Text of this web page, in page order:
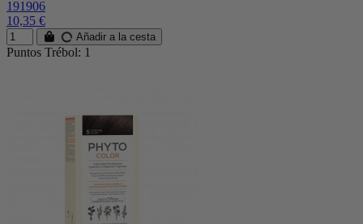
191906
10,35 €
Añadir a la cesta
Puntos Trébol: 1